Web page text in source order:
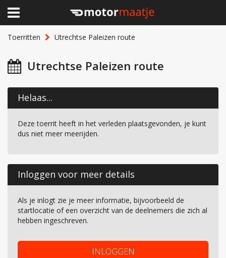
Toerritten Utrechtse Paleizen route
Utrechtse Paleizen route
Helaas...
Deze toerrit heeft in het verleden plaatsgevonden, je kunt
dus niet meer meerijden.
Inloggen voor meer details
Als je inlogt zie je meer informatie, bijvoorbeeld de
startlocatie of een overzicht van de deelnemers die zich al
hebben ingeschreven.
INLOGGEN
×
Home
Clubhuis
Lid worden
Over Motormaatje